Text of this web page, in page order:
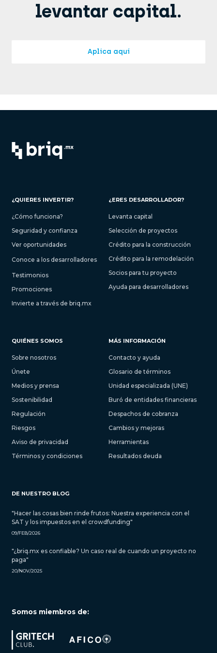
levantar capital.
Aplica aquí
¿QUIERES INVERTIR?
¿Cómo funciona?
Seguridad y confianza
Ver oportunidades
Conoce a los desarrolladores
Testimonios
Promociones
Invierte a través de briq.mx
¿ERES DESARROLLADOR?
Levanta capital
Selección de proyectos
Crédito para la construcción
Crédito para la remodelación
Socios para tu proyecto
Ayuda para desarrolladores
QUIÉNES SOMOS
Sobre nosotros
Únete
Medios y prensa
Sostenibilidad
Regulación
Riesgos
Aviso de privacidad
Términos y condiciones
MÁS INFORMACIÓN
Contacto y ayuda
Glosario de términos
Unidad especializada (UNE)
Buró de entidades financieras
Despachos de cobranza
Cambios y mejoras
Herramientas
Resultados deuda
DE NUESTRO BLOG
"Hacer las cosas bien rinde frutos: Nuestra experiencia con el
SAT y los impuestos en el crowdfunding"
09/FEB/2026
"¿briq.mx es confiable? Un caso real de cuando un proyecto no
paga"
20/NOV/2025
Somos miembros de: